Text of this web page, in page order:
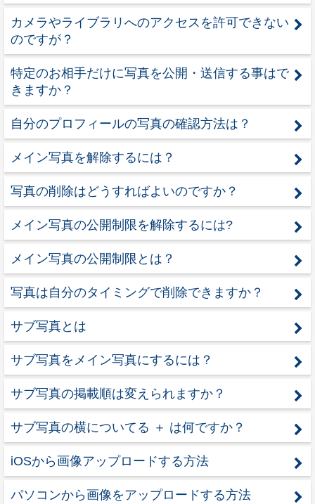
カメラやライブラリへのアクセスを許可できない
のですが？
特定のお相手だけに写真を公開・送信する事はで
きますか？
自分のプロフィールの写真の確認方法は？
メイン写真を解除するには？
写真の削除はどうすればよいのですか？
メイン写真の公開制限を解除するには?
メイン写真の公開制限とは？
写真は自分のタイミングで削除できますか？
サブ写真とは
サブ写真をメイン写真にするには？
サブ写真の掲載順は変えられますか？
サブ写真の横についてる ＋ は何ですか？
iOSから画像アップロードする方法
パソコンから画像をアップロードする方法